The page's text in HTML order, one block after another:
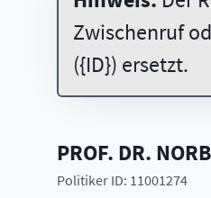
Zwischenruf
({ID}) ersetzt.
PROF. DR.
Politiker ID: 11001274